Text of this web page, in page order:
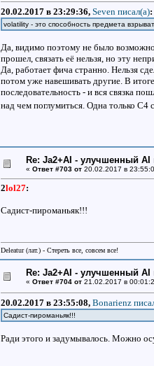
20.02.2017 в 23:29:36, Seven писал(a):
volatility - это способность предмета
Да, видимо поэтому не было
прошел, связать её нельзя, но эту
Да, работает фича странно. Нельзя
потом уже навешивать другие. В
последовательность - и вся связка
над чем поглумиться. Одна только C4
Re: Ja2+AI - улучшенный AI
« Ответ #703 от20.02.2017 в
2lol27:
Садист-пироманьяк!!!
Deleatur (лат.) - Стереть все, совсем все!
Re: Ja2+AI - улучшенный AI
« Ответ #704 от21.02.2017 в
20.02.2017 в 23:55:08, Bonarienz
Садист-пироманьяк!!!
Ради этого и задумывалось. Можно